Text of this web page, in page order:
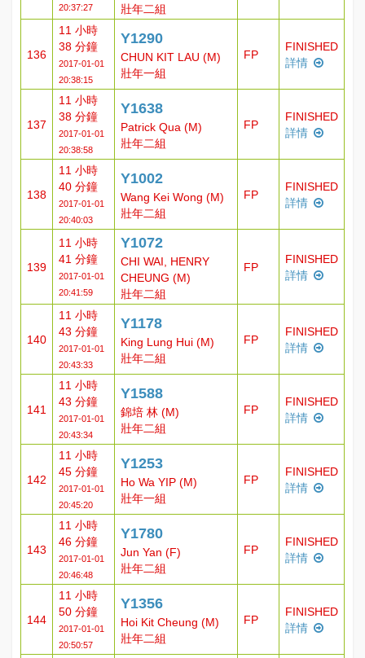
20:37:27
壯年二組
136
11 小時
38 分鐘
2017-01-01
20:38:15
Y1290
CHUN KIT LAU (M)
壯年一組
FP
FINISHED
詳情
137
11 小時
38 分鐘
2017-01-01
20:38:58
Y1638
Patrick Qua (M)
壯年二組
FP
FINISHED
詳情
138
11 小時
40 分鐘
2017-01-01
20:40:03
Y1002
Wang Kei Wong (M)
壯年二組
FP
FINISHED
詳情
139
11 小時
41 分鐘
2017-01-01
20:41:59
Y1072
CHI WAI, HENRY
CHEUNG (M)
壯年二組
FP
FINISHED
詳情
140
11 小時
43 分鐘
2017-01-01
20:43:33
Y1178
King Lung Hui (M)
壯年二組
FP
FINISHED
詳情
141
11 小時
43 分鐘
2017-01-01
20:43:34
Y1588
錦培 林 (M)
壯年二組
FP
FINISHED
詳情
142
11 小時
45 分鐘
2017-01-01
20:45:20
Y1253
Ho Wa YIP (M)
壯年一組
FP
FINISHED
詳情
143
11 小時
46 分鐘
2017-01-01
20:46:48
Y1780
Jun Yan (F)
壯年二組
FP
FINISHED
詳情
144
11 小時
50 分鐘
2017-01-01
20:50:57
Y1356
Hoi Kit Cheung (M)
壯年二組
FP
FINISHED
詳情